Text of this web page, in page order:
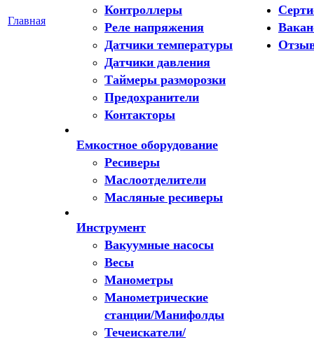
Главная
Контроллеры
Реле напряжения
Датчики температуры
Датчики давления
Таймеры разморозки
Предохранители
Контакторы
Емкостное оборудование
Ресиверы
Маслоотделители
Масляные ресиверы
Инструмент
Вакуумные насосы
Весы
Манометры
Манометрические
станции/Манифолды
Течеискатели/